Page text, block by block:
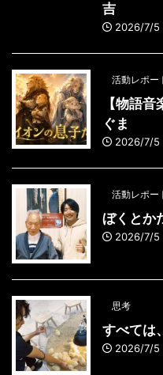
吉
2026/7/5
活動レポー
【物語
ぐま
2026/7/5
活動レポー
ぼくとか
2026/7/5
思考
すべては
2026/7/5